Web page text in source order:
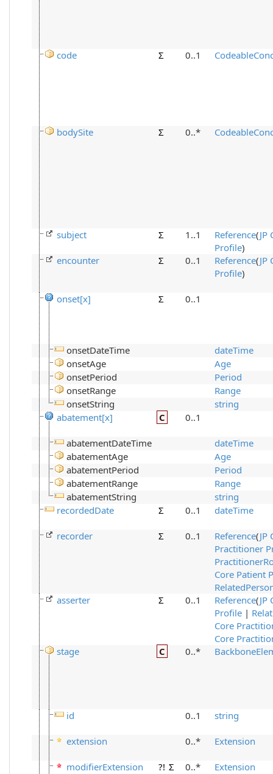
code Σ 0..1
bodySite Σ 0..*
subject Σ 1..1 Reference(JP
Profile)
encounter
Σ 0..1 Reference(JP
Profile)
onset[x] Σ 0..1
onsetDateTime
dateTime
onsetAge
Age
onsetPeriod
Period
onsetRange
Range
onsetString
string
abatement[x]
C 0..1
abatementDateTime
dateTime
abatementAge
Age
abatementPeriod
Period
abatementRange
Range
abatementString
string
recordedDate
Σ 0..1 dateTime
recorder Σ 0..1 Reference(JP
Practitioner
Core Patient
asserter
Σ 0..1 Reference(JP
Profile |
Core
Core
stage
C 0..*
id 0..1 string
extension 0..* Extension
modifierExtension ?! Σ 0..* Extension